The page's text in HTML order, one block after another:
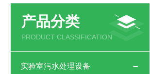
产品分类
PRODUCT CLASSIFICATION
实验室污水处理设备